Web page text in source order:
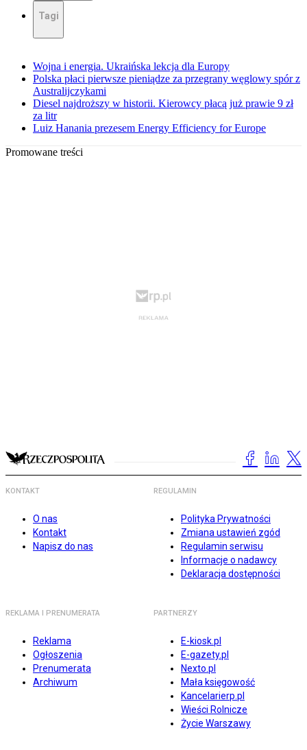
Tagi
Wojna i energia. Ukraińska lekcja dla Europy
Polska płaci pierwsze pieniądze za przegrany węglowy spór z
Australijczykami
Diesel najdroższy w historii. Kierowcy płacą już prawie 9 zł
za litr
Luiz Hanania prezesem Energy Efficiency for Europe
Promowane treści
KONTAKT
O nas
Kontakt
Napisz do nas
REGULAMIN
Polityka Prywatności
Zmiana ustawień zgód
Regulamin serwisu
Informacje o nadawcy
Deklaracja dostępności
REKLAMA I PRENUMERATA
Reklama
Ogłoszenia
Prenumerata
Archiwum
PARTNERZY
E-kiosk.pl
E-gazety.pl
Nexto.pl
Mała księgowość
Kancelarierp.pl
Wieści Rolnicze
Życie Warszawy